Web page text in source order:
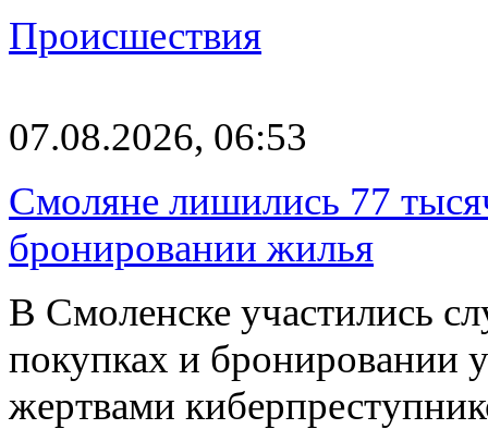
Происшествия
07.08.2026, 06:53
Смоляне лишились 77
бронировании жилья
В Смоленске участились
покупках и бронировании
жертвами